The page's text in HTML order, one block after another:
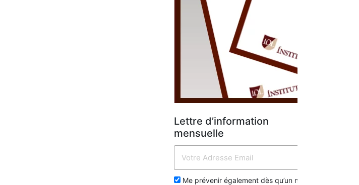
Lettre d’information
mensuelle
Me prévenir également dès qu’un nouvel article est